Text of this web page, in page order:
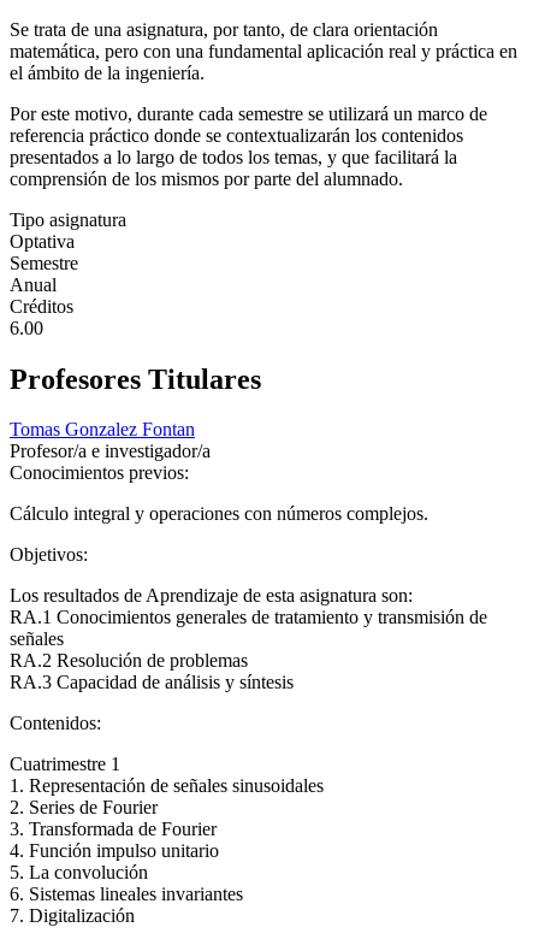
Se trata de una asignatura, por tanto, de clara orientación
matemática, pero con una fundamental aplicación real y práctica en
el ámbito de la ingeniería.
Por este motivo, durante cada semestre se utilizará un marco de
referencia práctico donde se contextualizarán los contenidos
presentados a lo largo de todos los temas, y que facilitará la
comprensión de los mismos por parte del alumnado.
Tipo asignatura
Optativa
Semestre
Anual
Créditos
6.00
Profesores Titulares
Tomas Gonzalez Fontan
Profesor/a e investigador/a
Conocimientos previos:
Cálculo integral y operaciones con números complejos.
Objetivos:
Los resultados de Aprendizaje de esta asignatura son:
RA.1 Conocimientos generales de tratamiento y transmisión de
señales
RA.2 Resolución de problemas
RA.3 Capacidad de análisis y síntesis
Contenidos:
Cuatrimestre 1
1. Representación de señales sinusoidales
2. Series de Fourier
3. Transformada de Fourier
4. Función impulso unitario
5. La convolución
6. Sistemas lineales invariantes
7. Digitalización